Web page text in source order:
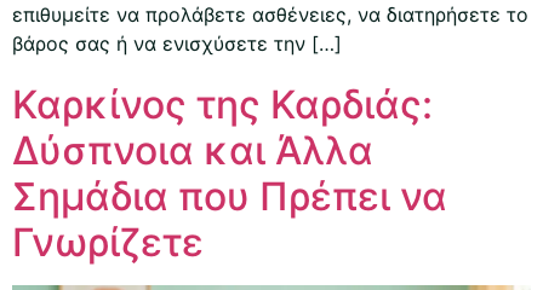
επιθυμείτε να προλάβετε ασθένειες, να διατηρήσετε το
βάρος σας ή να ενισχύσετε την […]
Καρκίνος της Καρδιάς:
Δύσπνοια και Άλλα
Σημάδια που Πρέπει να
Γνωρίζετε